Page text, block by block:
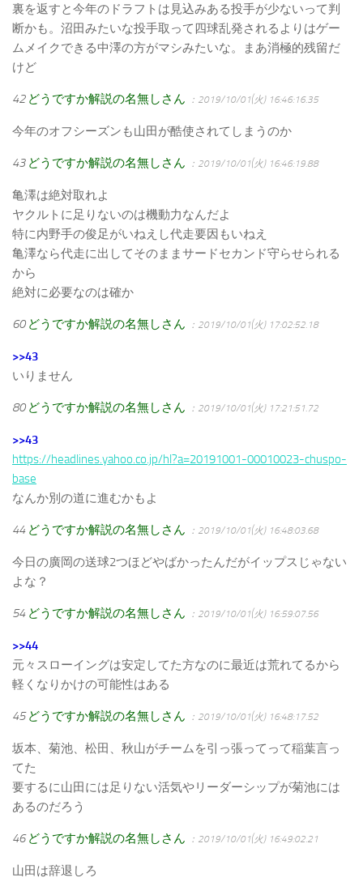
裏を返すと今年のドラフトは見込みある投手が少ないって判
断かも。沼田みたいな投手取って四球乱発されるよりはゲー
ムメイクできる中澤の方がマシみたいな。まあ消極的残留だ
けど
42 どうですか解説の名無しさん ：2019/10/01(火) 16:46:16.35
今年のオフシーズンも山田が酷使されてしまうのか
43 どうですか解説の名無しさん ：2019/10/01(火) 16:46:19.88
亀澤は絶対取れよ
ヤクルトに足りないのは機動力なんだよ
特に内野手の俊足がいねえし代走要因もいねえ
亀澤なら代走に出してそのままサードセカンド守らせられる
から
絶対に必要なのは確か
60 どうですか解説の名無しさん ：2019/10/01(火) 17:02:52.18
>>43
いりません
80 どうですか解説の名無しさん ：2019/10/01(火) 17:21:51.72
>>43
https://headlines.yahoo.co.jp/hl?a=20191001-00010023-chuspo-
base
なんか別の道に進むかもよ
44 どうですか解説の名無しさん ：2019/10/01(火) 16:48:03.68
今日の廣岡の送球2つほどやばかったんだがイップスじゃない
よな？
54 どうですか解説の名無しさん ：2019/10/01(火) 16:59:07.56
>>44
元々スローイングは安定してた方なのに最近は荒れてるから
軽くなりかけの可能性はある
45 どうですか解説の名無しさん ：2019/10/01(火) 16:48:17.52
坂本、菊池、松田、秋山がチームを引っ張ってって稲葉言っ
てた
要するに山田には足りない活気やリーダーシップが菊池には
あるのだろう
46 どうですか解説の名無しさん ：2019/10/01(火) 16:49:02.21
山田は辞退しろ